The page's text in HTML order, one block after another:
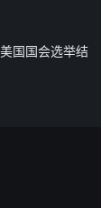
国国会选举结